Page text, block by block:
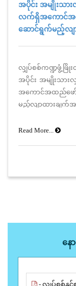
အပိုင်း အမျိုးသား
လက်ရှိအကောင်အ
ဆောင်ရွက်မည့်လျ
လျှပ်စစ်ကဏ္ဍဖွံ့ဖ
အပိုင်း အမျိုးသား
အကောင်အထည်ဖေ
မည့်လျာထားချက်အ
Read More...
နေ
- လျှပ်စစ်နှင့်